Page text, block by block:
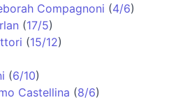
Compagnoni (4/6)
(17/5)
(15/12)
(6/10)
Castellina (8/6)